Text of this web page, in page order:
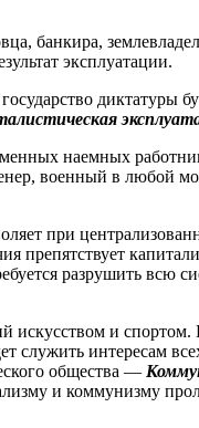
банкира,
эксплуатации.
наемных
военный в любой
при
препятствует
разрушить всю
искусством и
служить интересам
общества —
и коммунизму